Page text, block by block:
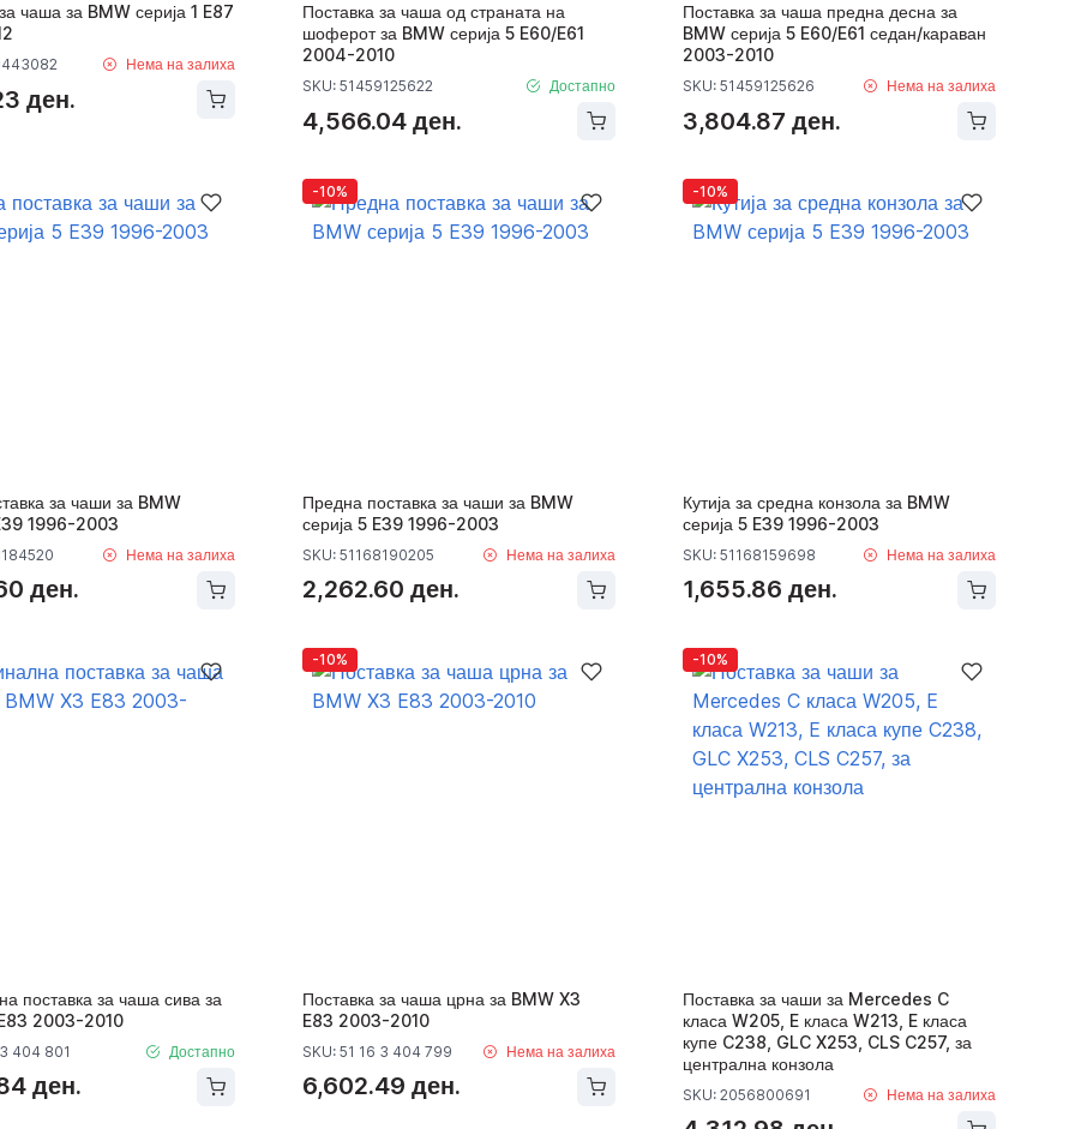
чаша за BMW серија 1 E87
Нема на залиха
ден.
Поставка за чаша од страната на
шоферот за BMW серија 5 E60/E61
2004-2010
SKU: 51459125622 Достапно
4,566.04 ден.
Поставка за чаша предна десна за
BMW серија 5 E60/E61 седан/караван
2003-2010
SKU: 51459125626 Нема на залиха
3,804.87 ден.
за чаши за BMW
1996-2003
Нема на залиха
ден.
-10%
Предна поставка за чаши за BMW
серија 5 E39 1996-2003
SKU: 51168190205 Нема на залиха
2,262.60 ден.
-10%
Кутија за средна конзола за BMW
серија 5 E39 1996-2003
SKU: 51168159698 Нема на залиха
1,655.86 ден.
поставка за чаша сива за
2003-2010
404 801 Достапно
ден.
-10%
Поставка за чаша црна за BMW X3
E83 2003-2010
SKU: 51 16 3 404 799 Нема на залиха
6,602.49 ден.
-10%
Поставка за чаши за Mercedes C
класа W205, E класа W213, E класа
купе C238, GLC X253, CLS C257, за
централна конзола
SKU: 2056800691 Нема на залиха